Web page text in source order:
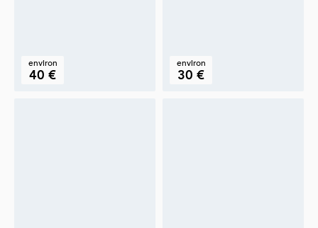
environ
40 €
environ
30 €